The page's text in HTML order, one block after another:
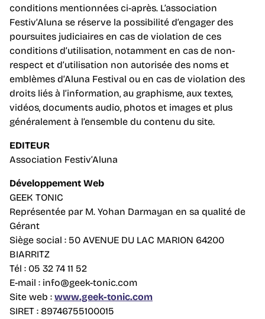
conditions mentionnées ci-après. L’association
Festiv’Aluna se réserve la possibilité d’engager des
poursuites judiciaires en cas de violation de ces
conditions d’utilisation, notamment en cas de non-
respect et d’utilisation non autorisée des noms et
emblèmes d’Aluna Festival ou en cas de violation des
droits liés à l’information, au graphisme, aux textes,
vidéos, documents audio, photos et images et plus
généralement à l’ensemble du contenu du site.
EDITEUR
Association Festiv’Aluna
Développement Web
GEEK TONIC
Représentée par M. Yohan Darmayan en sa qualité de
Gérant
Siège social : 50 AVENUE DU LAC MARION 64200
BIARRITZ
Tél : 05 32 74 11 52
E-mail : info@geek-tonic.com
Site web : www.geek-tonic.com
SIRET : 89746755100015